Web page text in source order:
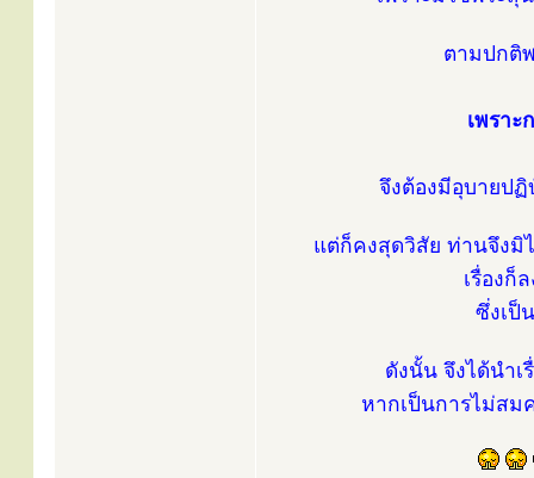
ตามปกติ
เพราะ
จึงต้องมีอุบายปฏิ
แต่ก็คงสุดวิสัย ท่านจึงมิ
เรื่องก็
ซึ่งเป็
ดังนั้น จึงได้นำเ
หากเป็นการไม่สม